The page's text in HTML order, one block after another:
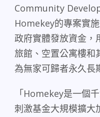
Community
Homekey的專案實
政府實體發放資金，
旅館、空置公寓樓和
為無家可歸者永久長
「Homekey是一個
刺激基金大規模擴大